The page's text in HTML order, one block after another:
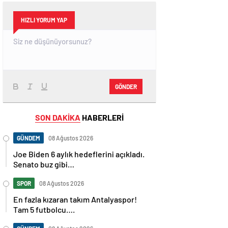
HIZLI YORUM YAP
GÖNDER
SON DAKİKA HABERLERİ
GÜNDEM 08 Ağustos 2026
Joe Biden 6 aylık hedeflerini açıkladı.
Senato buz gibi…
SPOR 08 Ağustos 2026
En fazla kızaran takım Antalyaspor!
Tam 5 futbolcu….